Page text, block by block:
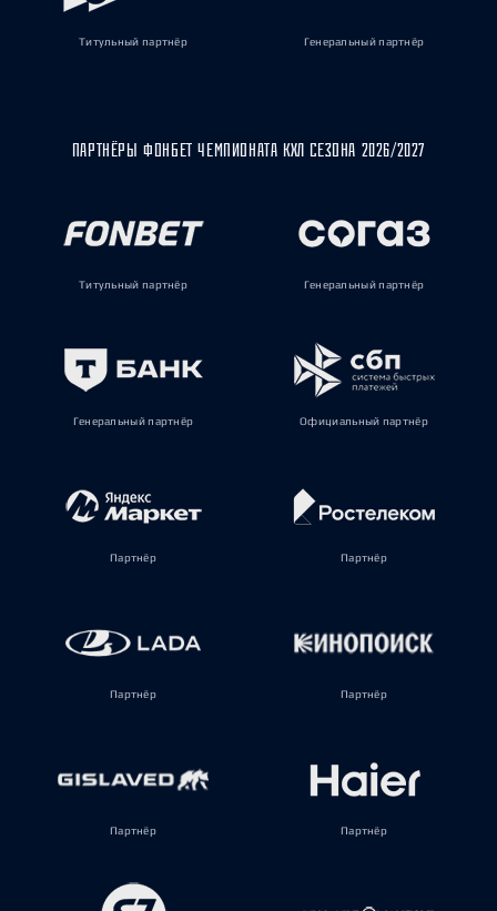
Титульный партнёр Генеральный партнёр
ПАРТНЁРЫ ФОНБЕТ ЧЕМПИОНАТА КХЛ СЕЗОНА 2026/2027
Титульный партнёр Генеральный партнёр
Генеральный партнёр Официальный партнёр
Партнёр Партнёр
Партнёр Партнёр
Партнёр Партнёр